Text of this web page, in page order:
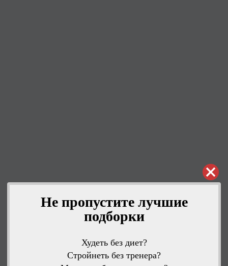
Не пропустите лучшие
подборки
Худеть без диет?
Стройнеть без тренера?